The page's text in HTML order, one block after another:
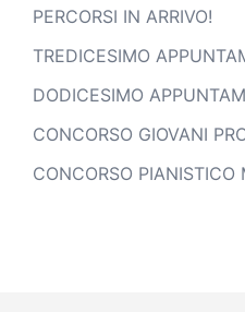
PERCORSI IN ARRIVO!
TREDICESIMO
DODICESIMO
CONCORSO GIOVANI
CONCORSO PIANISTICO